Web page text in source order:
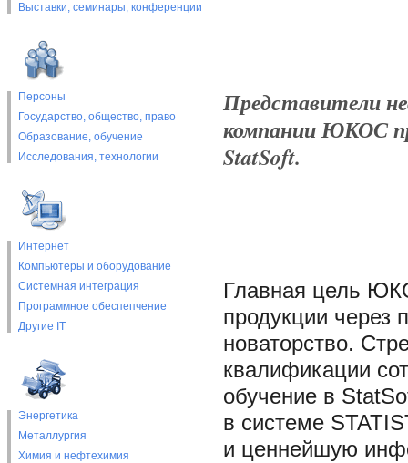
Выставки, cеминары, конференции
Персоны
Государство, общество, право
Образование, обучение
Исследования, технологии
Интернет
Компьютеры и оборудование
Системная интеграция
Программное обеспепчение
Другие IT
Энергетика
Металлургия
Химия и нефтехимия
Представители
компании ЮКОС
StatSoft.
Главная цель
продукции через
новаторство.
квалификации
обучение в
в системе
и ценнейшую